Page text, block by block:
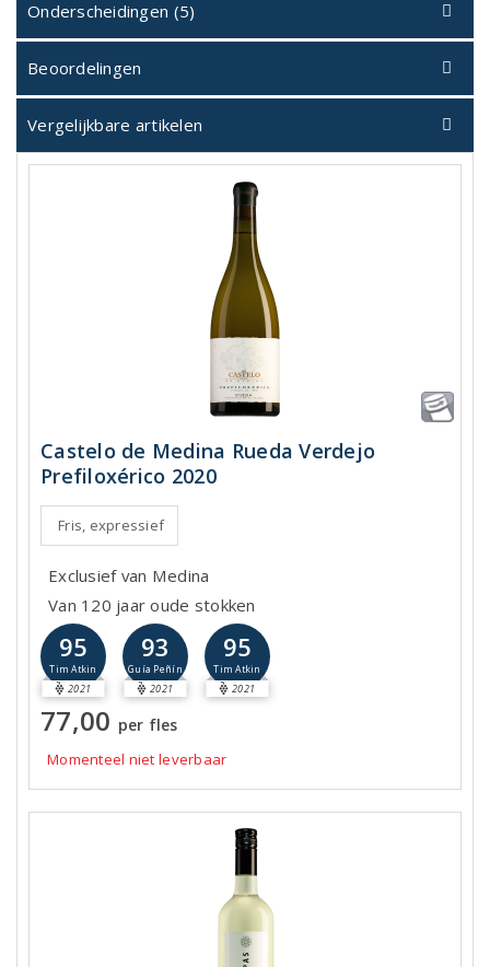
Onderscheidingen (5)
Beoordelingen
Vergelijkbare artikelen
Castelo de Medina Rueda Verdejo
Prefiloxérico 2020
Fris, expressief
Exclusief van Medina
Van 120 jaar oude stokken
95
Tim Atkin
2021
93
Guía Peñín
2021
95
Tim Atkin
2021
77,00 per fles
Momenteel niet leverbaar